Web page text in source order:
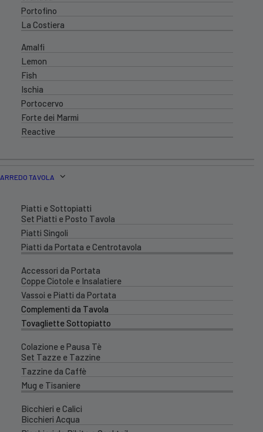
Portofino
La Costiera
Amalfi
Lemon
Fish
Ischia
Portocervo
Forte dei Marmi
Reactive
ARREDO TAVOLA
Piatti e Sottopiatti
Set Piatti e Posto Tavola
Piatti Singoli
Piatti da Portata e Centrotavola
Accessori da Portata
Coppe Ciotole e Insalatiere
Vassoi e Piatti da Portata
Complementi da Tavola
Tovagliette Sottopiatto
Colazione e Pausa Tè
Set Tazze e Tazzine
Tazzine da Caffè
Mug e Tisaniere
Bicchieri e Calici
Bicchieri Acqua